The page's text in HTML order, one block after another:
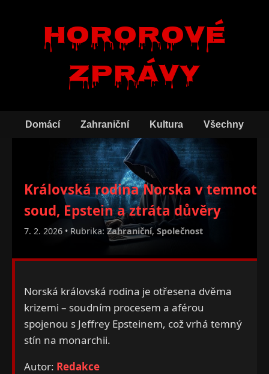
Hororové
zprávy
Domácí Zahraniční Kultura Všechny
Královská rodina Norska v temnotě:
soud, Epstein a ztráta důvěry
7. 2. 2026 • Rubrika:Zahraniční, Společnost
Norská královská rodina je otřesena dvěma
krizemi – soudním procesem a aférou
spojenou s Jeffrey Epsteinem, což vrhá temný
stín na monarchii.
Autor: Redakce